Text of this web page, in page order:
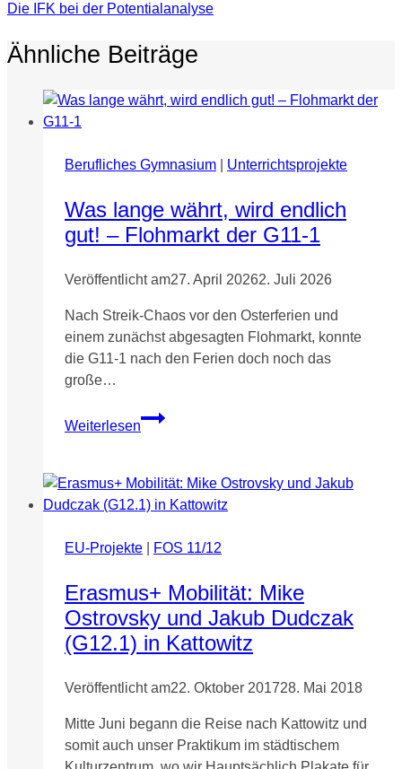
Die IFK bei der Potentialanalyse
Ähnliche Beiträge
Berufliches Gymnasium Unterrichtsprojekte
Was lange währt, wird endlich
gut! – Flohmarkt der G11-1
Veröffentlicht am27. April 20262. Juli 2026
Nach Streik-Chaos vor den Osterferien und
einem zunächst abgesagten Flohmarkt, konnte
die G11-1 nach den Ferien doch noch das
große…
Weiterlesen
Was
lange
wird
endlich
Flohmarkt
G11-
1
EU-Projekte FOS 11/12
Erasmus+ Mobilität: Mike
Ostrovsky und Jakub Dudczak
(G12.1) in Kattowitz
Veröffentlicht am22. Oktober 201728. Mai 2018
Mitte Juni begann die Reise nach Kattowitz und
somit auch unser Praktikum im städtischem